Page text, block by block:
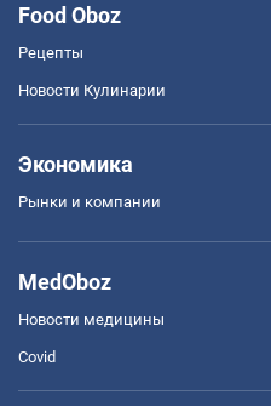
Food Oboz
Рецепты
Новости Кулинарии
Экономика
Рынки и компании
MedOboz
Новости медицины
Covid